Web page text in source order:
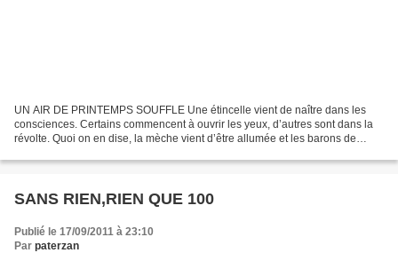
UN AIR DE PRINTEMPS SOUFFLE Une étincelle vient de naître dans les
consciences. Certains commencent à ouvrir les yeux, d’autres sont dans la
révolte. Quoi on en dise, la mèche vient d’être allumée et les barons de
SANS RIEN,RIEN QUE 100
Publié le 17/09/2011 à 23:10
Par paterzan